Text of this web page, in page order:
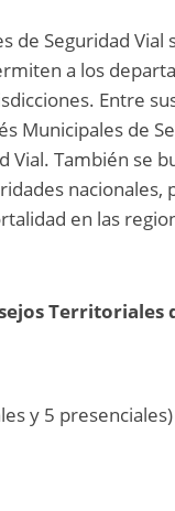
de Seguridad
a los
Entre
Municipales de
Vial. También se
en las
Territoriales
y 5 presenciales)